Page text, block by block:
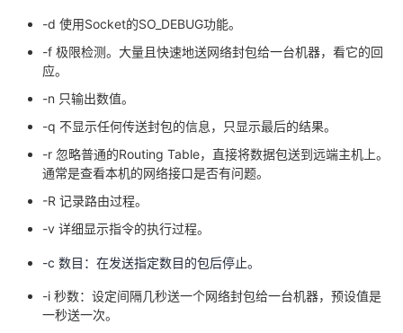
的
我
证
实
验
的
收
藏
技
持
的
建
-d 使用Socket的SO_DEBUG功能。
-f 极限检测。大量且快速地送网络封包给一台机器，看它的回
应。
-n 只输出数值。
-q 不显示任何传送封包的信息，只显示最后的结果。
-r 忽略普通的Routing Table，直接将数据包送到远端主机上。
通常是查看本机的网络接口是否有问题。
-R 记录路由过程。
-v 详细显示指令的执行过程。
-c 数目：在发送指定数目的包后停止。
-i 秒数：设定间隔几秒送一个网络封包给一台机器，预设值是
一秒送一次。